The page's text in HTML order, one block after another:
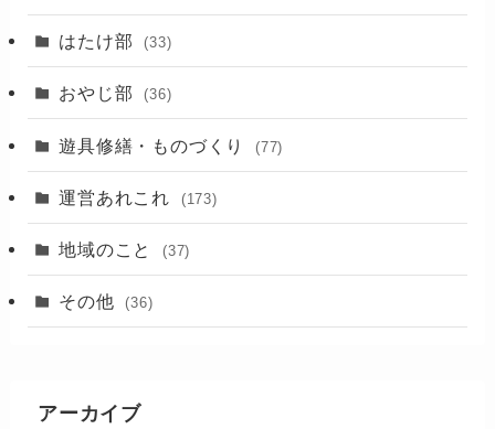
(3)
はたけ部 (33)
おやじ部 (36)
遊具修繕・ものづくり (77)
運営あれこれ (173)
地域のこと (37)
その他 (36)
アーカイブ